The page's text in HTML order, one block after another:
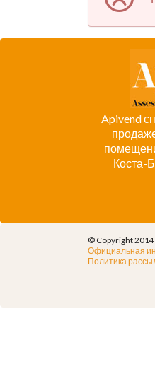
Apivend
Коста-
© Copyright 2014
Официальная
Политика